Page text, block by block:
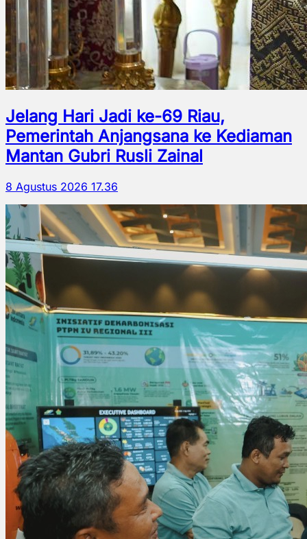
Jelang Hari Jadi ke-69 Riau,
Pemerintah Anjangsana ke Kediaman
Mantan Gubri Rusli Zainal
8 Agustus 2026 17.36